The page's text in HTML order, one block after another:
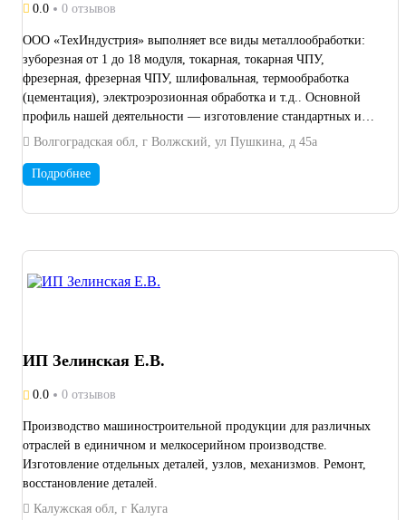
0.0 0 отзывов
ООО «ТехИндустрия» выполняет все виды металлообработки:
зуборезная от 1 до 18 модуля, токарная, токарная ЧПУ,
фрезерная, фрезерная ЧПУ, шлифовальная, термообработка
(цементация), электроэрозионная обработка и т.д.. Основной
профиль нашей деятельности — изготовление стандартных и
нестандартных запчастей из металла различных форм и
Постулаты нашей деятельности: индивидуальный подход ко
максимально короткие сроки, использование передовых
оказания услуг. Полный цикл производства - от разработки
Волгоградская обл, г Волжский, ул Пушкина, д 45а
Подробнее
ИП Зелинская Е.В.
0.0 0 отзывов
Производство машиностроительной продукции для различных
отраслей в единичном и мелкосерийном производстве.
Изготовление отдельных деталей, узлов, механизмов. Ремонт,
восстановление деталей.
Калужская обл, г Калуга